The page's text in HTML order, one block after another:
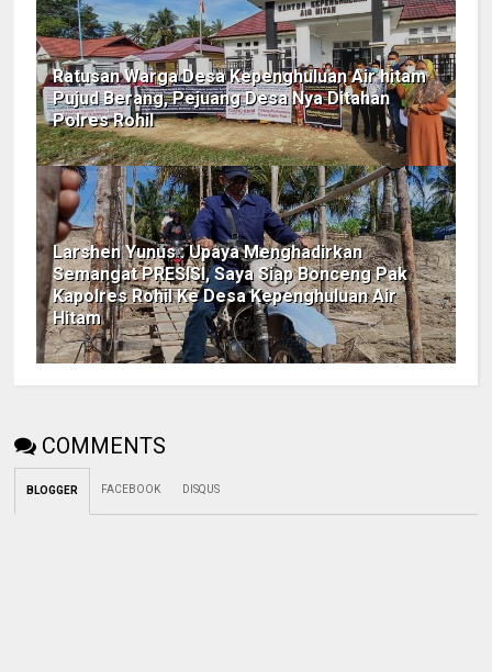
Ratusan Warga Desa Kepenghuluan Air hitam
Pujud Berang, Pejuang Desa Nya Ditahan
Polres Rohil
Larshen Yunus : Upaya Menghadirkan
Semangat PRESISI, Saya Siap Bonceng Pak
Kapolres Rohil Ke Desa Kepenghuluan Air
Hitam
COMMENTS
BLOGGER FACEBOOK DISQUS